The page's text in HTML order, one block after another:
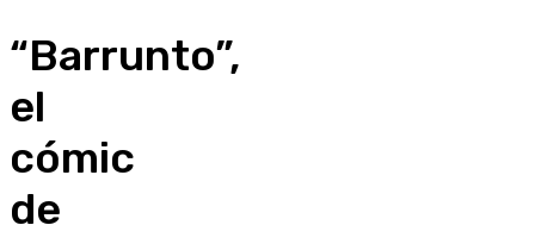
“Barrunto”,
el
cómic
de